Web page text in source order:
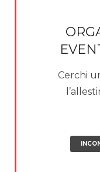
Cerchi